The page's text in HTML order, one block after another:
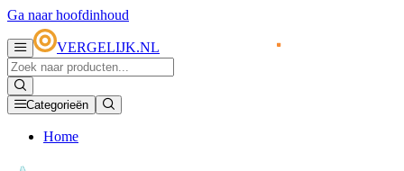
Ga naar hoofdinhoud
VERGELIJK.NL
Categorieën
Home